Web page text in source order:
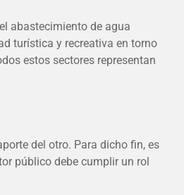
abastecimiento de agua
turística y recreativa en torno
estos sectores representan
del otro. Para dicho fin, es
público debe cumplir un rol